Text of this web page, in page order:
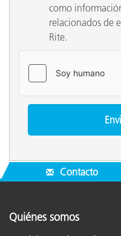
como
relacionados de
Rite.
Contacto
Quiénes somos